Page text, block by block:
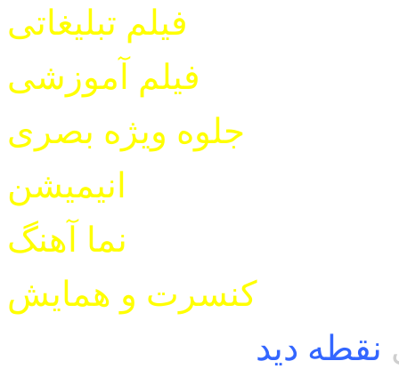
فیلم تبلیغاتی
فیلم آموزشی
جلوه ویژه بصری
انیمیشن
نما آهنگ
کنسرت و همایش
نقطه دید